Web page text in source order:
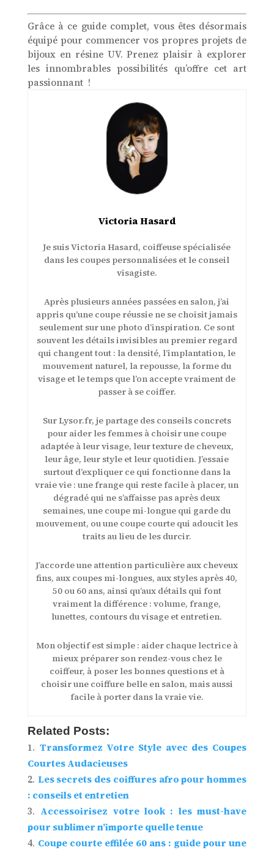
Grâce à ce guide complet, vous êtes désormais
équipé pour commencer vos propres projets de
bijoux en résine UV. Prenez plaisir à explorer
les innombrables possibilités qu’offre cet art
passionnant !
Victoria Hasard
Je suis Victoria Hasard, coiffeuse spécialisée
dans les coupes personnalisées et le conseil
visagiste.
Après plusieurs années passées en salon, j’ai
appris qu’une coupe réussie ne se choisit jamais
seulement sur une photo d’inspiration. Ce sont
souvent les détails invisibles au premier regard
qui changent tout : la densité, l’implantation, le
mouvement naturel, la repousse, la forme du
visage et le temps que l’on accepte vraiment de
passer à se coiffer.
Sur Lysor.fr, je partage des conseils concrets
pour aider les femmes à choisir une coupe
adaptée à leur visage, leur texture de cheveux,
leur âge, leur style et leur quotidien. J’essaie
surtout d’expliquer ce qui fonctionne dans la
vraie vie : une frange qui reste facile à placer, un
dégradé qui ne s’affaisse pas après deux
semaines, une coupe mi-longue qui garde du
mouvement, ou une coupe courte qui adoucit les
traits au lieu de les durcir.
J’accorde une attention particulière aux cheveux
fins, aux coupes mi-longues, aux styles après 40,
50 ou 60 ans, ainsi qu’aux détails qui font
vraiment la différence : volume, frange,
lunettes, contours du visage et entretien.
Mon objectif est simple : aider chaque lectrice à
mieux préparer son rendez-vous chez le
coiffeur, à poser les bonnes questions et à
choisir une coiffure belle en salon, mais aussi
facile à porter dans la vraie vie.
Related Posts:
Transformez Votre Style avec des Coupes
Courtes Audacieuses
Les secrets des coiffures afro pour hommes
: conseils et entretien
Accessoirisez votre look : les must-have
pour sublimer n’importe quelle tenue
Coupe courte effilée 60 ans : guide pour une